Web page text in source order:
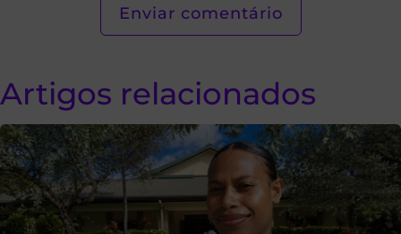
Artigos relacionados